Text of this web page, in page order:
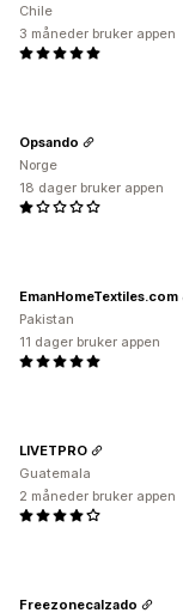
Chile
3 måneder bruker appen
Opsando
Norge
18 dager bruker appen
EmanHomeTextiles.com
Pakistan
11 dager bruker appen
LIVETPRO
Guatemala
2 måneder bruker appen
Freezonecalzado